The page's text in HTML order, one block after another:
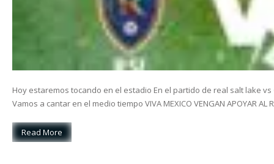
Hoy estaremos tocando en el estadio En el partido de real salt lake
Vamos a cantar en el medio tiempo VIVA MEXICO VENGAN APOYAR AL
Read More